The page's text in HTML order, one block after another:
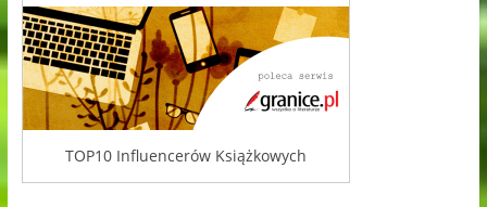
TOP10 Influencerów Książkowych